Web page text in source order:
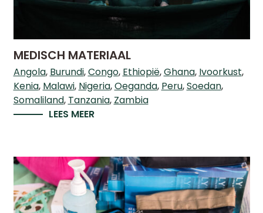
WIE
–
HET
BESTUUR
VAN
WAT
WE
DOEN
MEDISCH MATERIAAL
Angola Burundi Congo Ethiopië Ghana Ivoorkust
Kenia Malawi Nigeria Oeganda Peru Soedan
Somaliland Tanzania Zambia
LEES MEER